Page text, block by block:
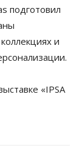
подготовил
и
«IPSA